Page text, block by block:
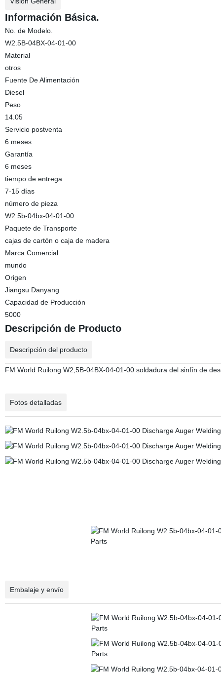
Información Básica.
No. de Modelo.
W2.5B-04BX-04-01-00
Material
otros
Fuente De Alimentación
Diesel
Peso
14.05
Servicio postventa
6 meses
Garantía
6 meses
tiempo de entrega
7-15 días
número de pieza
W2.5b-04bx-04-01-00
Paquete de Transporte
cajas de cartón o caja de madera
Marca Comercial
mundo
Origen
Jiangsu Danyang
Capacidad de Producción
5000
Descripción de Producto
Descripción del producto
FM World Ruilong W2,5B-04BX-04-01-00 soldadura del sinfín de
Fotos detalladas
Embalaje y envío